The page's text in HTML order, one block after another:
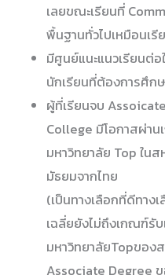
เลยขณะเรียนที่
พื้นฐานทั่วไปเหมือนเรี
มีศูนย์แนะแนวเรียนต่
นักเรียนที่ต้องการศึ
ผู้ที่เรียนจบ
College มีโอกาสผ่า
มหาวิทยาลัย Top ใน
มัธยมจากไทย
(เป็นทางเลือกที่ดีทาง
เฉลี่ยยังไม่ถึงเกณฑ์รั
มหาวิทยาลัยTopของ
Associate Degree